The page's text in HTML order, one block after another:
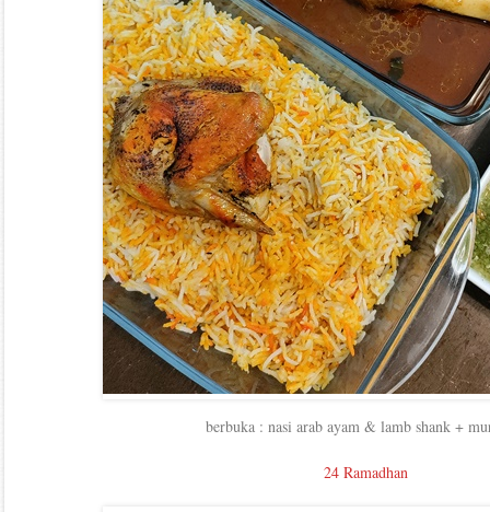
berbuka : nasi arab ayam & lamb shank +
24 Ramadhan